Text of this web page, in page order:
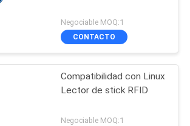
Negociable MOQ:1
CONTACTO
Compatibilidad con Linux
Lector de stick RFID
Negociable MOQ:1